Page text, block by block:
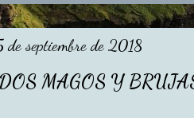
de septiembre de 2018
MAGOS Y